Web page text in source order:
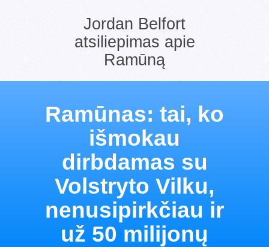
Jordan Belfort
atsiliepimas apie
Ramūną
Ramūnas: tai, ko
išmokau
dirbdamas su
Volstryto Vilku,
nenusipirkčiau ir
už 50 milijonų